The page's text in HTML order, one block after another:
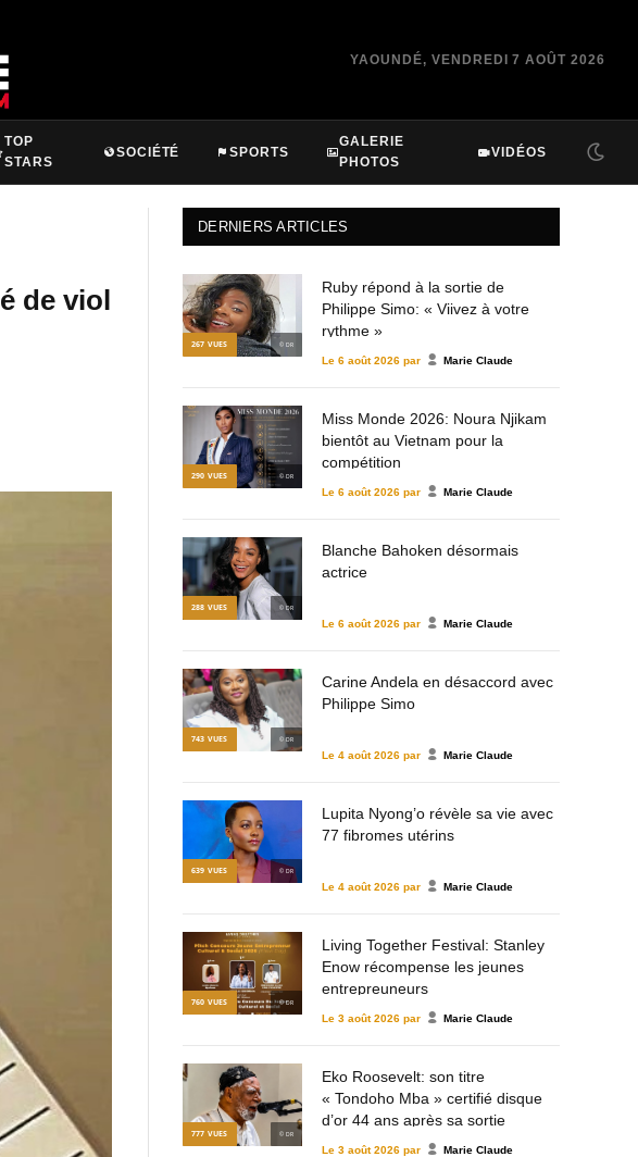
YAOUNDÉ, VENDREDI 7 AOÛT 2026
TOP
STARS
SOCIÉTÉ SPORTS
GALERIE
PHOTOS
VIDÉOS
de viol
DERNIERS ARTICLES
267 VUES © DR
Ruby répond à la sortie de
Philippe Simo: « Viivez à votre
rythme »
Le 6 août 2026 par Marie Claude
290 VUES © DR
Miss Monde 2026: Noura Njikam
bientôt au Vietnam pour la
compétition
Le 6 août 2026 par Marie Claude
288 VUES © DR
Blanche Bahoken désormais
actrice
Le 6 août 2026 par Marie Claude
743 VUES © DR
Carine Andela en désaccord avec
Philippe Simo
Le 4 août 2026 par Marie Claude
639 VUES © DR
Lupita Nyong’o révèle sa vie avec
77 fibromes utérins
Le 4 août 2026 par Marie Claude
760 VUES © DR
Living Together Festival: Stanley
Enow récompense les jeunes
entrepreuneurs
Le 3 août 2026 par Marie Claude
777 VUES © DR
Eko Roosevelt: son titre
« Tondoho Mba » certifié disque
d’or 44 ans après sa sortie
Le 3 août 2026 par Marie Claude